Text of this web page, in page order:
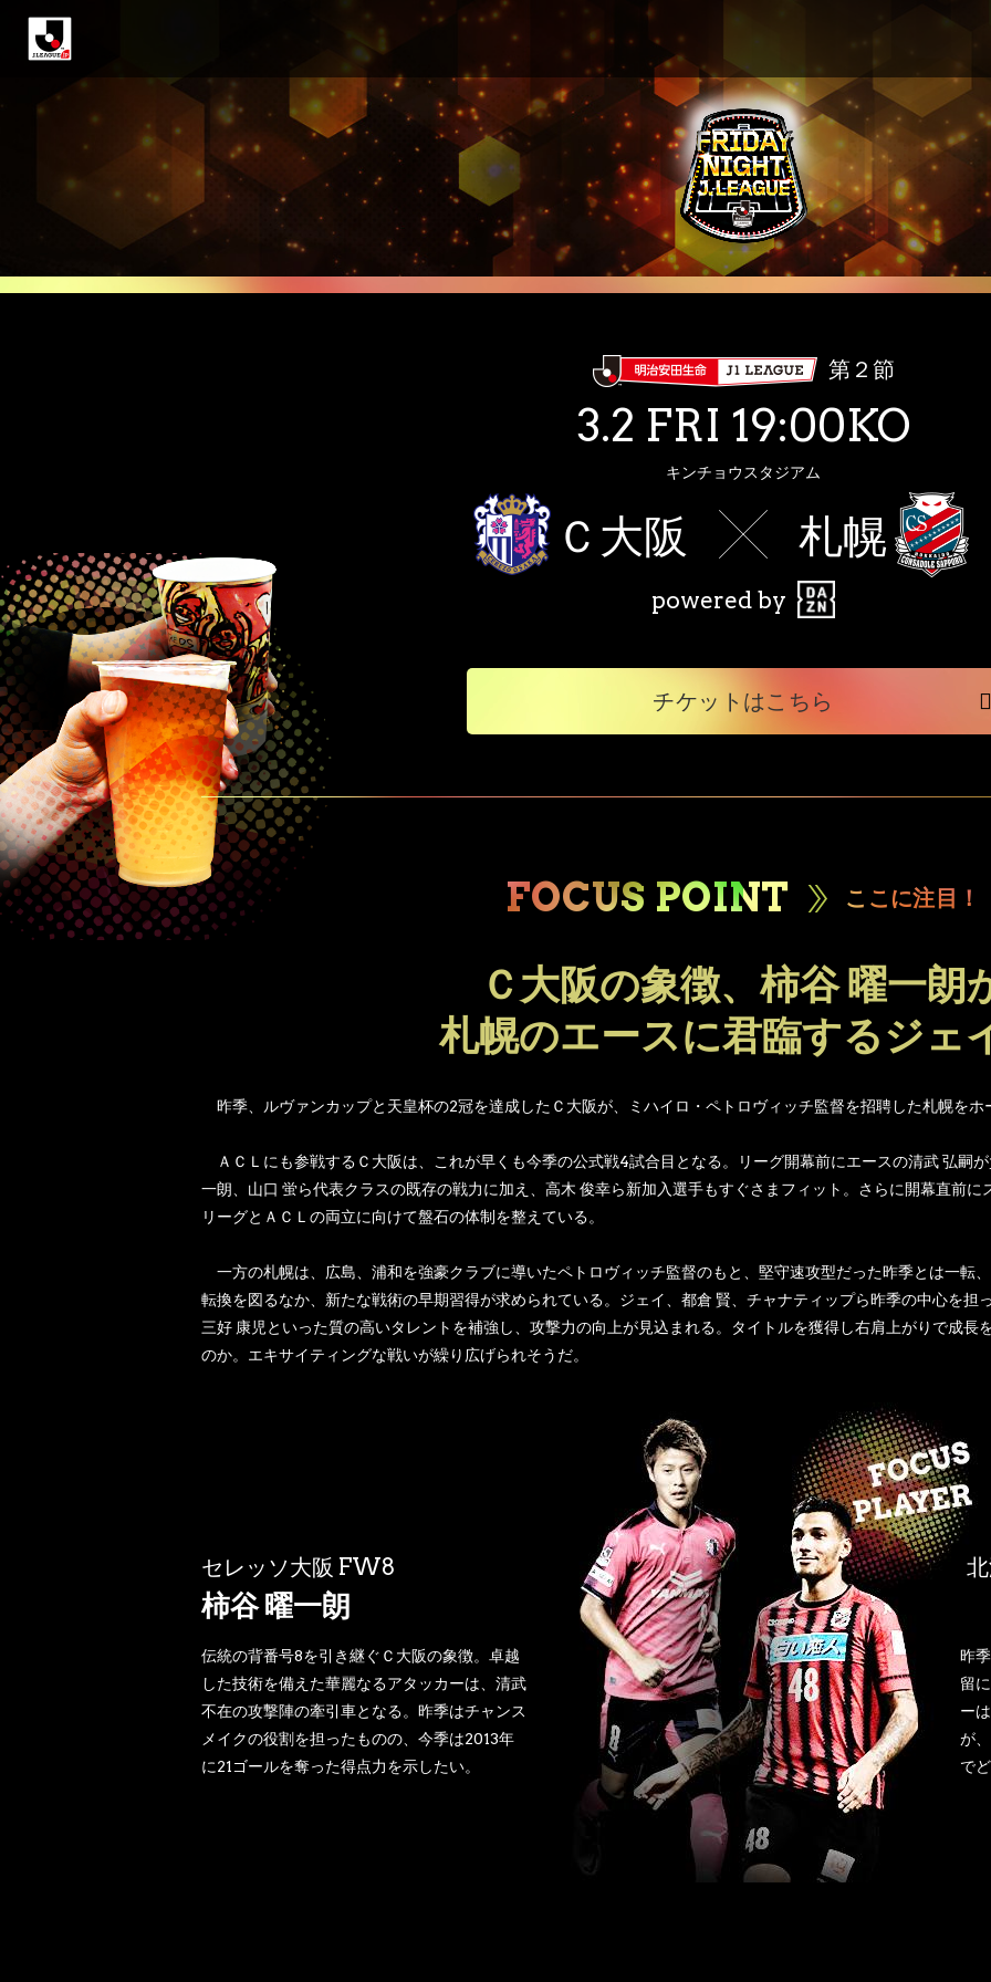
第２節
3.2 FRI 19:00KO
キンチョウスタジアム
Ｃ大阪 札幌
powered by
チケットはこちら
FOCUS POINT ここに注目！
Ｃ大阪の象徴、柿谷 曜一朗
札幌のエースに君臨するジェ
昨季、ルヴァンカップと天皇杯の2冠を達成したＣ大阪が、ミハイロ・ペトロヴィッチ監督を招聘した札幌をホ
ＡＣＬにも参戦するＣ大阪は、これが早くも今季の公式戦4試合目となる。リーグ開幕前にエースの清武 弘嗣
一朗、山口 蛍ら代表クラスの既存の戦力に加え、高木 俊幸ら新加入選手もすぐさまフィット。さらに開幕直前
リーグとＡＣＬの両立に向けて盤石の体制を整えている。
一方の札幌は、広島、浦和を強豪クラブに導いたペトロヴィッチ監督のもと、堅守速攻型だった昨季とは一転
転換を図るなか、新たな戦術の早期習得が求められている。ジェイ、都倉 賢、チャナティップら昨季の中心を担
三好 康児といった質の高いタレントを補強し、攻撃力の向上が見込まれる。タイトルを獲得し右肩上がりで成長
のか。エキサイティングな戦いが繰り広げられそうだ。
セレッソ大阪 FW8
柿谷 曜一朗
伝統の背番号8を引き継ぐＣ大阪の象徴。卓越
した技術を備えた華麗なるアタッカーは、清武
不在の攻撃陣の牽引車となる。昨季はチャンス
メイクの役割を担ったものの、今季は2013年
に21ゴールを奪った得点力を示したい。
昨
留
ー
が
で